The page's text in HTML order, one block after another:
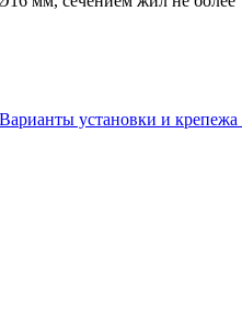
Варианты установки и крепежа